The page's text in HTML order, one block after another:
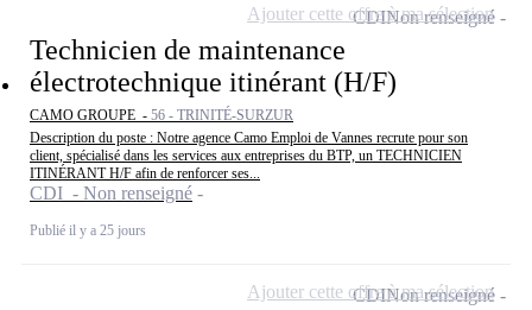
Technicien de maintenance
électrotechnique itinérant (H/F)
CAMO GROUPE - 56 - TRINITÉ-SURZUR
Description du poste : Notre agence Camo Emploi de Vannes recrute pour son
client, spécialisé dans les services aux entreprises du BTP, un TECHNICIEN
ITINÉRANT H/F afin de renforcer ses...
CDI - Non renseigné
Publié il y a 25 jours
CDINon renseigné
Ajouter cette offre à ma sélection
CDINon renseigné
Ajouter cette offre à ma sélection